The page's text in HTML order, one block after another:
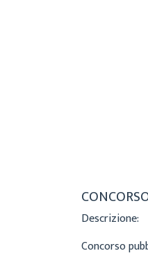
Descrizione:
Concorso